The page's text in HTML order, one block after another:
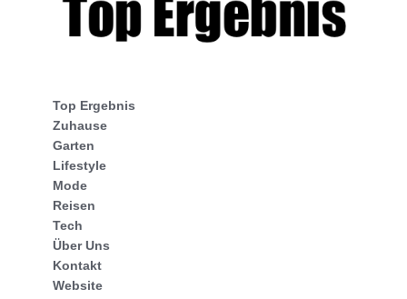
Top Ergebnis
Zuhause
Garten
Lifestyle
Mode
Reisen
Tech
Über Uns
Kontakt
Website